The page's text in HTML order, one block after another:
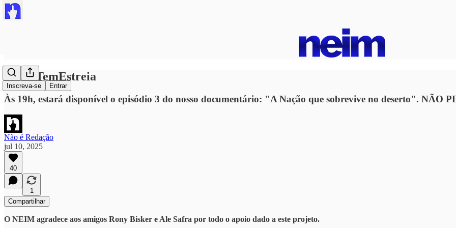
Inscreva-se Entrar
#HojeTemEstreia
Às 19h, estará disponível o episódio 3 do nosso documentário: "A Nação que sobrevive no deserto". NÃO
Não é Redação
jul 10, 2025
40
1
Compartilhar
O NEIM agradece aos amigos Rony Bisker e Ale Safra por todo o apoio dado a este projeto.